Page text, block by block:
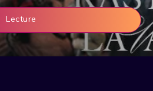
Lecture